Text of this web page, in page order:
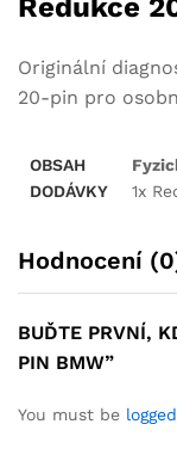
Redukce
Originální
20-pin pro
OBSAH
DODÁVKY
1x
Hodnocení
BUĎTE PRVNÍ,
PIN BMW”
You must be